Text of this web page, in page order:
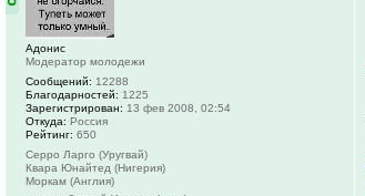
Адонис
Модератор молодежи
Сообщений: 12288
Благодарностей: 1225
Зарегистрирован: 13 фев 2008, 02:54
Откуда: Россия
Рейтинг: 650
Серро Ларго (Уругвай)
Квара Юнайтед (Нигерия)
Моркам (Англия)